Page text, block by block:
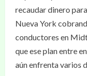
recaudar dinero
Nueva York
conductores en
que ese plan entre
aún enfrenta varios